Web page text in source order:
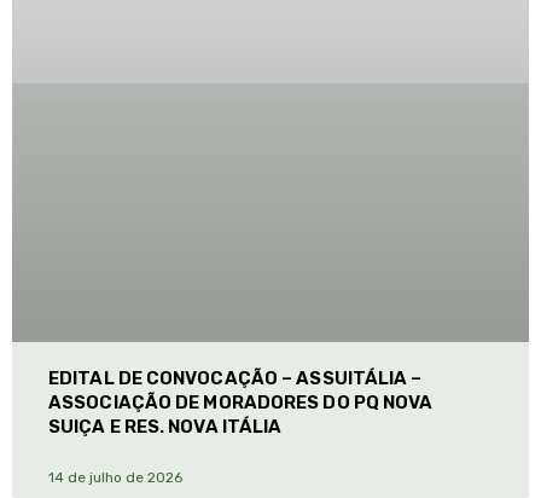
EDITAL DE CONVOCAÇÃO – ASSUITÁLIA –
ASSOCIAÇÃO DE MORADORES DO PQ NOVA
SUIÇA E RES. NOVA ITÁLIA
14 de julho de 2026